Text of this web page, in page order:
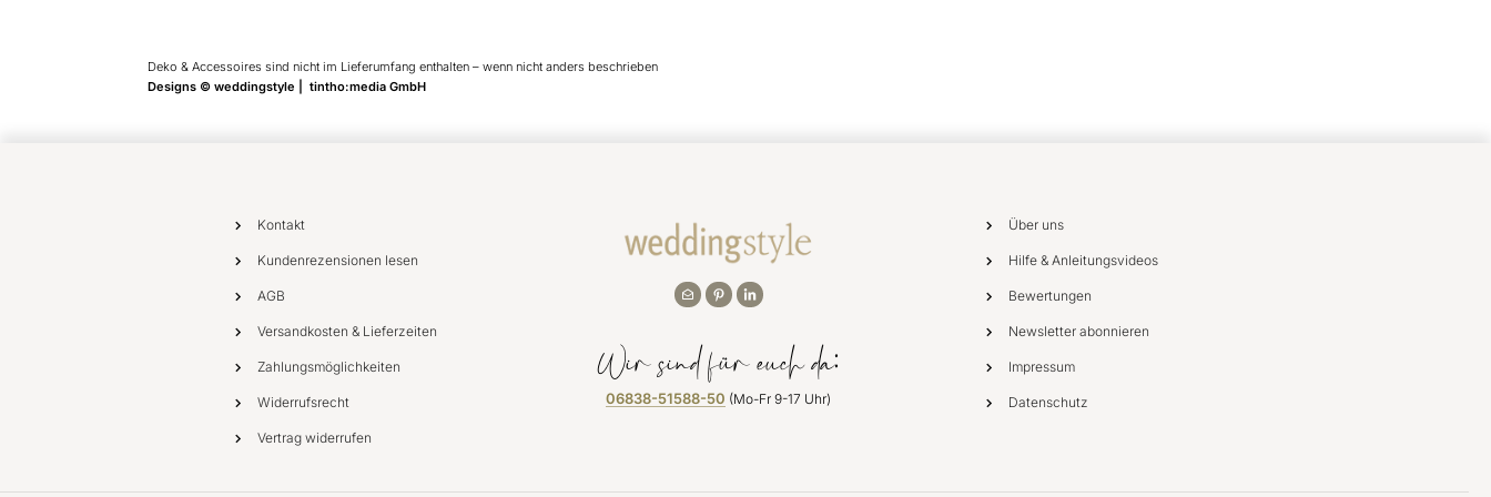
Deko & Accessoires sind nicht im Lieferumfang enthalten – wenn nicht anders beschrieben
Designs © weddingstyle | tintho:media GmbH
Kontakt
Kundenrezensionen lesen
AGB
Versandkosten & Lieferzeiten
Zahlungsmöglichkeiten
Widerrufsrecht
Vertrag widerrufen
Wir sind für euch da:
06838-51588-50 (Mo-Fr 9-17 Uhr)
Über uns
Hilfe & Anleitungsvideos
Bewertungen
Newsletter abonnieren
Impressum
Datenschutz